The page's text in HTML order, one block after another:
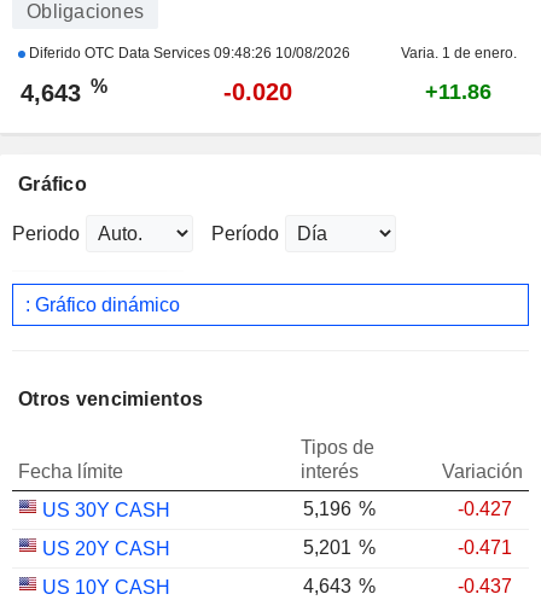
Obligaciones
Diferido OTC Data Services 09:48:26 10/08/2026 Varia. 1 de enero.
4,643 % -0.020 +11.86
Gráfico
Periodo Período
: Gráfico dinámico
Otros vencimientos
Fecha límite
Tipos de
interés
Variación
US 30Y CASH
5,196 %
-0.427
US 20Y CASH
5,201 %
-0.471
US 10Y CASH
4,643 % -0.437